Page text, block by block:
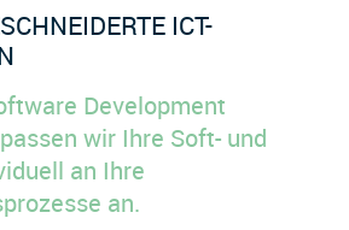
ICT-
Development
wir Ihre Soft- und
an Ihre
an.